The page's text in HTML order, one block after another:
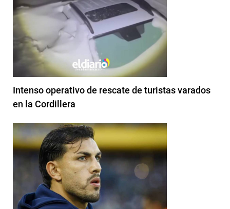
Intenso operativo de rescate de turistas varados
en la Cordillera